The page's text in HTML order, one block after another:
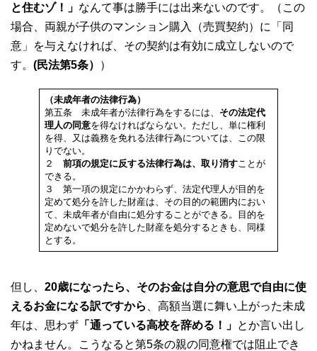
と住むゾ！」 なんて事は勝手には出来ないのです。（この
場合、両親が子供のマンション購入（売買契約）に「同
意」を与えなければ、その契約は有効に成立しないので
す。 (民法第5条） ）
（未成年者の法律行為）
第五条 未成年者が法律行為をするには、 その法定代
理人の同意を得なければならない。ただし、単に権利
を得、又は義務を免れる法律行為については、この限
りでない。
２ 前項の規定に反する法律行為は、取り消すことが
できる。
３ 第一項の規定にかかわらず、法定代理人が目的を
定めて処分を許した財産は、その目的の範囲内におい
て、未成年者が自由に処分することができる。目的を
定めないで処分を許した財産を処分するときも、同様
とする。
但し、 20歳になったら、そのお金は自分の意思で自由に使
えるお金になる訳ですから
、高額当選に舞い上がった未成
年は、思わず 「通っている高校を辞める！」 とか言い出し
かねません。こうなると第5条の親の同意権では阻止でき